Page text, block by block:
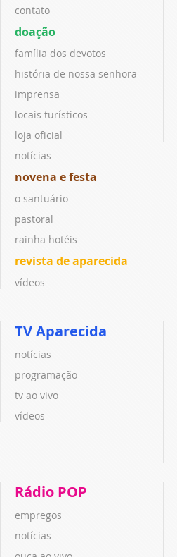
contato
doação
família dos devotos
história de nossa senhora
imprensa
locais turísticos
loja oficial
notícias
novena e festa
o santuário
pastoral
rainha hotéis
revista de aparecida
vídeos
TV Aparecida
notícias
programação
tv ao vivo
vídeos
Rádio POP
empregos
notícias